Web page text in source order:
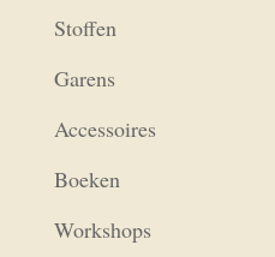
Stoffen
Garens
Accessoires
Boeken
Workshops